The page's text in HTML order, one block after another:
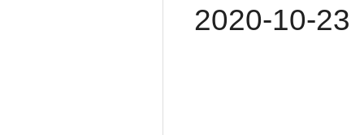
2020-10-23